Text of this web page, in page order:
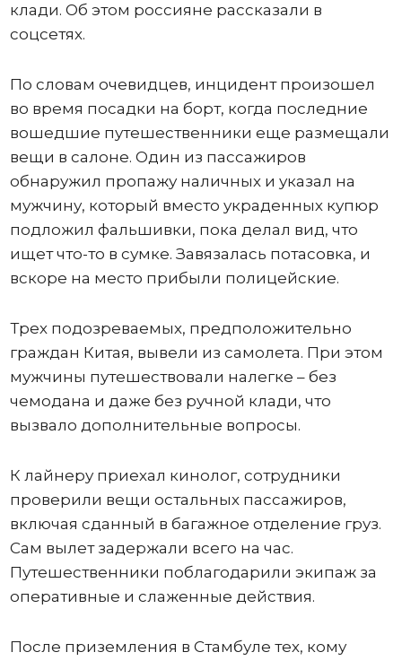
клади. Об этом россияне рассказали в
соцсетях.
По словам очевидцев, инцидент произошел
во время посадки на борт, когда последние
вошедшие путешественники еще размещали
вещи в салоне. Один из пассажиров
обнаружил пропажу наличных и указал на
мужчину, который вместо украденных купюр
подложил фальшивки, пока делал вид, что
ищет что-то в сумке. Завязалась потасовка, и
вскоре на место прибыли полицейские.
Трех подозреваемых, предположительно
граждан Китая, вывели из самолета. При этом
мужчины путешествовали налегке – без
чемодана и даже без ручной клади, что
вызвало дополнительные вопросы.
К лайнеру приехал кинолог, сотрудники
проверили вещи остальных пассажиров,
включая сданный в багажное отделение груз.
Сам вылет задержали всего на час.
Путешественники поблагодарили экипаж за
оперативные и слаженные действия.
После приземления в Стамбуле тех, кому